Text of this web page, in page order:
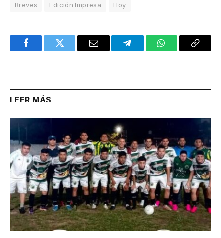
Breves Edición Impresa Hoy
FacebookTwitter Email TelegramWhatsAppCopy
LEER MÁS